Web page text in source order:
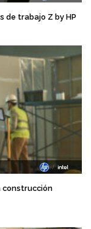
de trabajo Z by HP
construcción